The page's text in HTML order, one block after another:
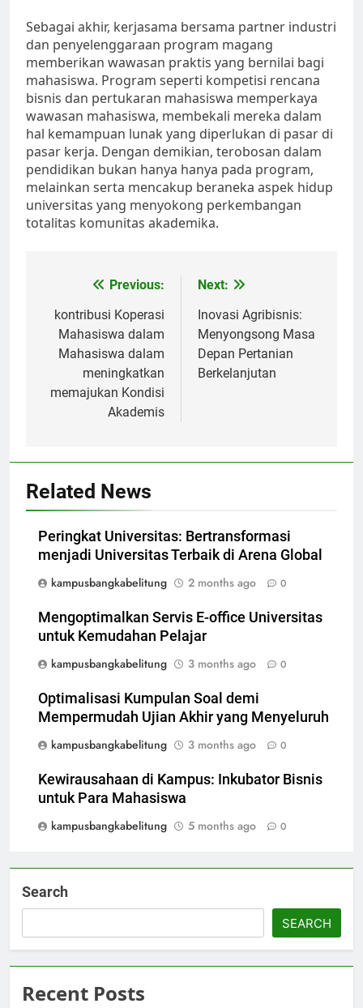
Sebagai akhir, kerjasama bersama partner industri
dan penyelenggaraan program magang
memberikan wawasan praktis yang bernilai bagi
mahasiswa. Program seperti kompetisi rencana
bisnis dan pertukaran mahasiswa memperkaya
wawasan mahasiswa, membekali mereka dalam
hal kemampuan lunak yang diperlukan di pasar di
pasar kerja. Dengan demikian, terobosan dalam
pendidikan bukan hanya hanya pada program,
melainkan serta mencakup beraneka aspek hidup
universitas yang menyokong perkembangan
totalitas komunitas akademika.
navigation
Previous:
kontribusi Koperasi
Mahasiswa dalam
Mahasiswa dalam
meningkatkan
memajukan Kondisi
Akademis
Next:
Inovasi Agribisnis:
Menyongsong Masa
Depan Pertanian
Berkelanjutan
Related News
Peringkat Universitas: Bertransformasi
menjadi Universitas Terbaik di Arena Global
kampusbangkabelitung
2 months ago 0
Mengoptimalkan Servis E-office Universitas
untuk Kemudahan Pelajar
kampusbangkabelitung
3 months ago 0
Optimalisasi Kumpulan Soal demi
Mempermudah Ujian Akhir yang Menyeluruh
kampusbangkabelitung
3 months ago 0
Kewirausahaan di Kampus: Inkubator Bisnis
untuk Para Mahasiswa
kampusbangkabelitung
5 months ago 0
Search
SEARCH
Recent Posts